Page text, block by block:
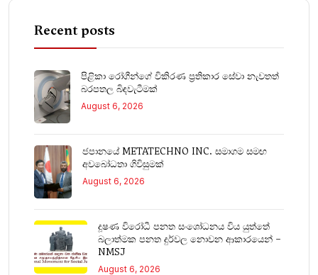
Recent posts
පිළිකා රෝගීන්ගේ විකිරණ ප්‍රතිකාර සේවා නැවතත්
බරපතල බිඳවැටීමක්
August 6, 2026
ජපානයේ METATECHNO INC. සමාගම සමඟ
අවබෝධතා ගිවිසුමක්
August 6, 2026
දූෂණ විරෝධී පනත සංශෝධනය විය යුත්තේ
බලාත්මක පනත දුර්වල නොවන ආකාරයෙන් –
NMSJ
August 6, 2026